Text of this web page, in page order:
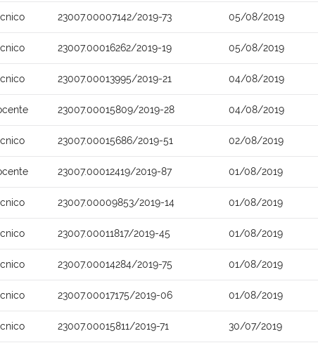
23007.00007142/2019-73 05/08/2019
23007.00016262/2019-19 05/08/2019
23007.00013995/2019-21 04/08/2019
23007.00015809/2019-28 04/08/2019
23007.00015686/2019-51 02/08/2019
23007.00012419/2019-87 01/08/2019
23007.00009853/2019-14 01/08/2019
23007.00011817/2019-45 01/08/2019
23007.00014284/2019-75 01/08/2019
23007.00017175/2019-06 01/08/2019
23007.00015811/2019-71 30/07/2019